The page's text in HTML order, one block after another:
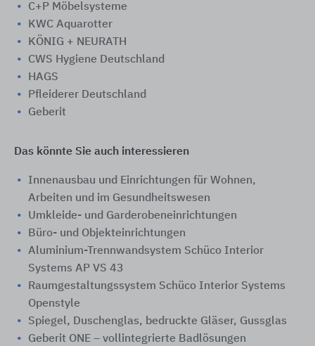
C+P Möbelsysteme
KWC Aquarotter
KÖNIG + NEURATH
CWS Hygiene Deutschland
HAGS
Pfleiderer Deutschland
Geberit
Das könnte Sie auch interessieren
Innenausbau und Einrichtungen für Wohnen,
Arbeiten und im Gesundheitswesen
Umkleide- und Garderobeneinrichtungen
Büro- und Objekteinrichtungen
Aluminium-Trennwandsystem Schüco Interior
Systems AP VS 43
Raumgestaltungssystem Schüco Interior Systems
Openstyle
Spiegel, Duschenglas, bedruckte Gläser, Gussglas
Geberit ONE – vollintegrierte Badlösungen